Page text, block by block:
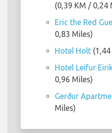
(0,39 KM / 0,24
Eric the Red
0,83 Miles)
Hotel Holt
Hotel Leifur
0,96 Miles)
Gerður
Miles)